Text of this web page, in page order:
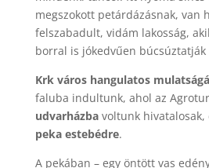
megszokott petárdázásnak, van
felszabadult, vidám lakosság,
borral is jókedvűen búcsúztatják
Krk város hangulatos
faluba indultunk, ahol az
udvarházbavoltunk hivatalosak,
peka estebédre.
A pekában – egy öntött vas